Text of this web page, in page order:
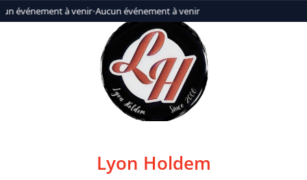
événement à venir•Aucun événement à venir
Aller
au
Lyon Holdem